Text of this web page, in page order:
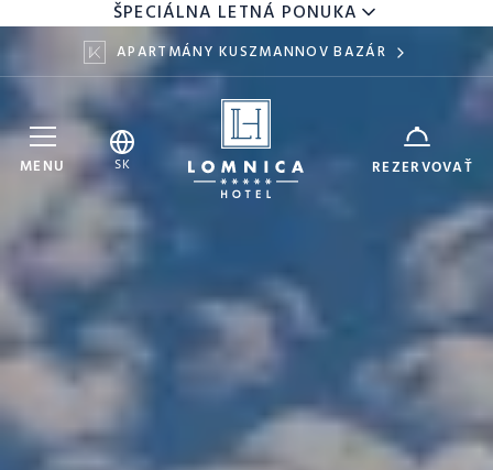
ŠPECIÁLNA LETNÁ PONUKA
APARTMÁNY KUSZMANNOV BAZÁR
MENU SK REZERVOVAŤ
ZARIADENIEHotel Lomnica
7 AUG AUG
DOSPELÍ
DETI